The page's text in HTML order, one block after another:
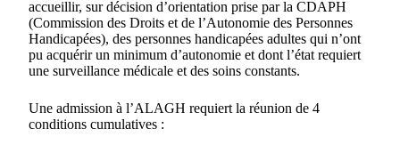
accueillir, sur décision d’orientation prise par la CDAPH
(Commission des Droits et de l’Autonomie des Personnes
Handicapées), des personnes handicapées adultes qui n’ont
pu acquérir un minimum d’autonomie et dont l’état requiert
une surveillance médicale et des soins constants.
Une admission à l’ALAGH requiert la réunion de 4
conditions cumulatives :